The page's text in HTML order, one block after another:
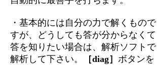
・基本的には自分の力で解くもので
すが、どうしても答が分からなくて
答を知りたい場合は、解析ソフトで
解析して下さい。
［diag］ ボタンを